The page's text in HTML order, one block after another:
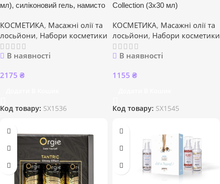
мл), силіконовий гель, намисто
КОСМЕТИКА, Масажні олії та
лосьйони, Набори косметики
В наявності
2175 ₴
Код товару: SX1536
Collection (3х30 мл)
КОСМЕТИКА, Масажні олії та
лосьйони, Набори косметики
В наявності
1155 ₴
Код товару: SX1545